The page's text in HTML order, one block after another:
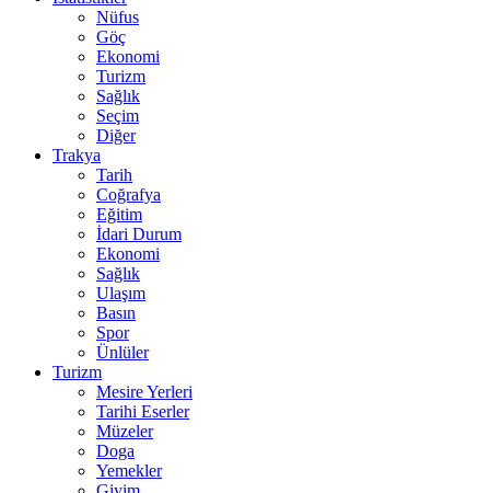
Nüfus
Göç
Ekonomi
Turizm
Sağlık
Seçim
Diğer
Trakya
Tarih
Coğrafya
Eğitim
İdari Durum
Ekonomi
Sağlık
Ulaşım
Basın
Spor
Ünlüler
Turizm
Mesire Yerleri
Tarihi Eserler
Müzeler
Doga
Yemekler